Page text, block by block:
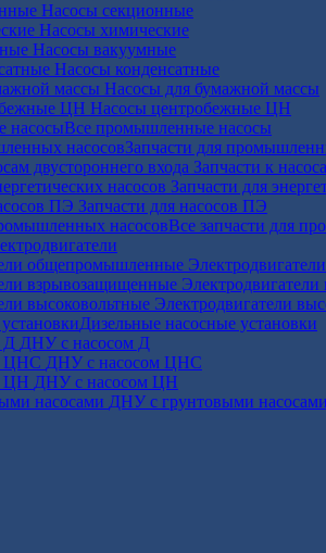
Насосы секционные
Насосы химические
Насосы вакуумные
Насосы конденсатные
Насосы для бумажной массы
Насосы центробежные ЦН
Все промышленные насосы
Запчасти для
Запчасти к
Запчасти для
Запчасти для насосов ПЭ
Все запчасти для
Электродвигатели
Дизельные насосные установки
ДНУ с насосом Д
ДНУ с насосом ЦНС
ДНУ с насосом ЦН
ДНУ с грунтовыми насосами